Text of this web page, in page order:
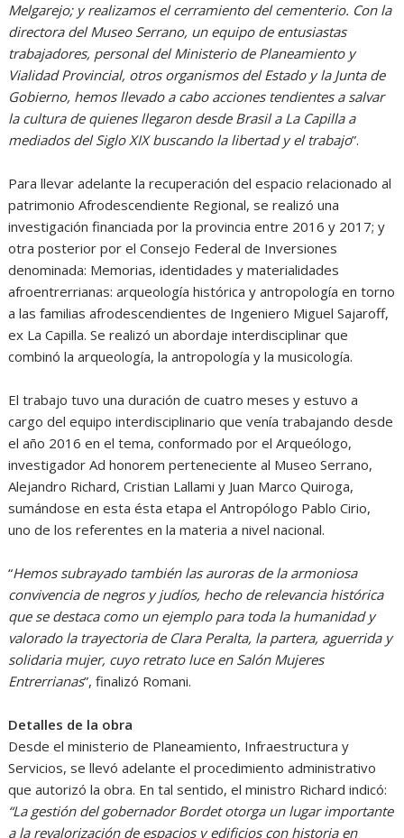
Melgarejo; y realizamos el cerramiento del cementerio. Con la
directora del Museo Serrano, un equipo de entusiastas
trabajadores, personal del Ministerio de Planeamiento y
Vialidad Provincial, otros organismos del Estado y la Junta de
Gobierno, hemos llevado a cabo acciones tendientes a salvar
la cultura de quienes llegaron desde Brasil a La Capilla a
mediados del Siglo XIX buscando la libertad y el trabajo”.
Para llevar adelante la recuperación del espacio relacionado al
patrimonio Afrodescendiente Regional, se realizó una
investigación financiada por la provincia entre 2016 y 2017; y
otra posterior por el Consejo Federal de Inversiones
denominada: Memorias, identidades y materialidades
afroentrerrianas: arqueología histórica y antropología en torno
a las familias afrodescendientes de Ingeniero Miguel Sajaroff,
ex La Capilla. Se realizó un abordaje interdisciplinar que
combinó la arqueología, la antropología y la musicología.
El trabajo tuvo una duración de cuatro meses y estuvo a
cargo del equipo interdisciplinario que venía trabajando desde
el año 2016 en el tema, conformado por el Arqueólogo,
investigador Ad honorem perteneciente al Museo Serrano,
Alejandro Richard, Cristian Lallami y Juan Marco Quiroga,
sumándose en esta ésta etapa el Antropólogo Pablo Cirio,
uno de los referentes en la materia a nivel nacional.
“Hemos subrayado también las auroras de la armoniosa
convivencia de negros y judíos, hecho de relevancia histórica
que se destaca como un ejemplo para toda la humanidad y
valorado la trayectoria de Clara Peralta, la partera, aguerrida y
solidaria mujer, cuyo retrato luce en Salón Mujeres
Entrerrianas”, finalizó Romani.
Detalles de la obra
Desde el ministerio de Planeamiento, Infraestructura y
Servicios, se llevó adelante el procedimiento administrativo
que autorizó la obra. En tal sentido, el ministro Richard indicó:
“La gestión del gobernador Bordet otorga un lugar importante
a la revalorización de espacios y edificios con historia en